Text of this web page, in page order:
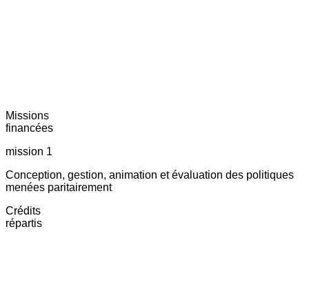
Missions
financées
mission 1
Conception, gestion, animation et évaluation des politiques
menées paritairement
Crédits
répartis